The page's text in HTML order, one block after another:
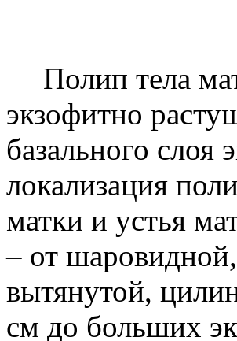
Полип тела
экзофитно
базального слоя
локализация
матки и устья
– от
вытянутой,
см до больших